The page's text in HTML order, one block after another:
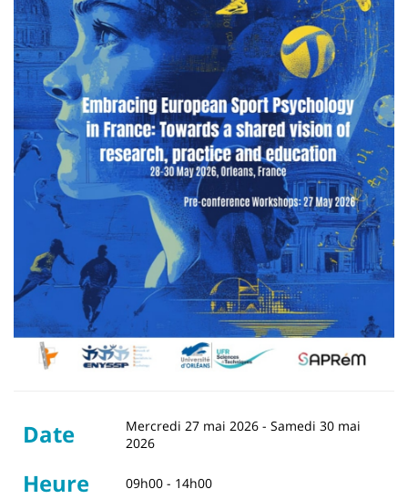
Date Mercredi 27 mai 2026 - Samedi 30 mai
2026
Heure 09h00 - 14h00